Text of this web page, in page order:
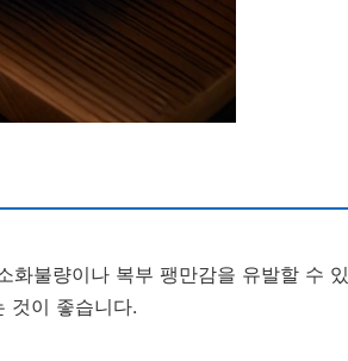
화불량이나 복부 팽만감을 유발할 수 있
것이 좋습니다.